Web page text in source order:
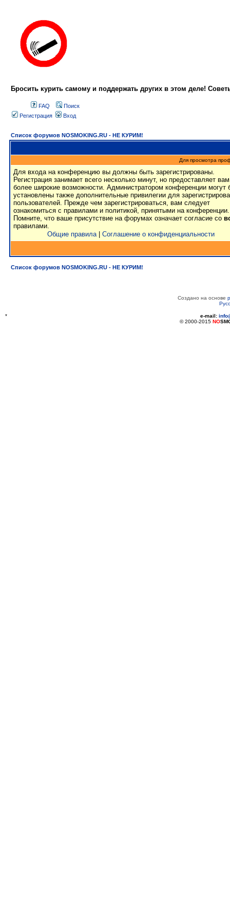
Бросить курить самому и поддержать других в этом деле!
FAQ
Поиск
Регистрация
Вход
Список форумов NOSMOKING.RU - НЕ КУРИМ!
Для просмотра
Для входа на конференцию вы должны быть зарегистрированы.
Регистрация занимает всего несколько минут, но предоставляет вам
более широкие возможности. Администратором конференции могут
установлены также дополнительные привилегии для
пользователей. Прежде чем зарегистрироваться, вам следует
ознакомиться с правилами и политикой, принятыми на конференции.
Помните, что ваше присутствие на форумах означает согласие со
правилами.
Общие правила| Соглашение о конфиденциальности
Список форумов NOSMOKING.RU - НЕ КУРИМ!
Создано на основе
* e-mail:
© 2000-2015 NO